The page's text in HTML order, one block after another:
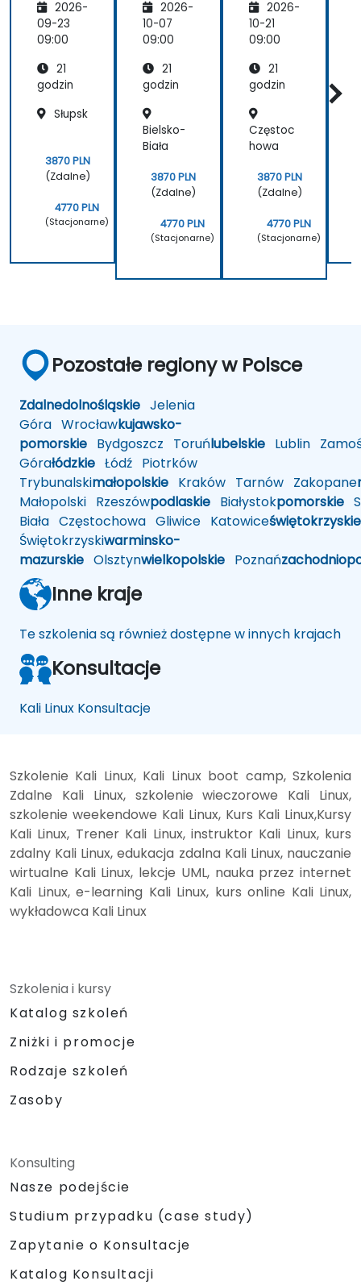
Linux do
reagow
ania na
ty
cybern
e
2026-
09-23
09:00
21
godzin
Słupsk
3870 PLN
(Zdalne)
4770 PLN
(Stacjonarne)
Linux do
reagow
ania na
ty
cybern
e
2026-
10-07
09:00
21
godzin
Bielsko-
Biała
3870 PLN
(Zdalne)
4770 PLN
(Stacjonarne)
acyjne
(Zaawa
nsowan
2026-
10-21
09:00
21
godzin
Częstoc
howa
3870 PLN
(Zdalne)
4770 PLN
(Stacjonarne)
Pozostałe regiony w Polsce
Zdalnedolnośląskie Jelenia
Góra Wrocławkujawsko-
pomorskie Bydgoszcz Toruńlubelskie Lublin
Górałódzkie Łódź Piotrków
Trybunalskimałopolskie Kraków Tarnów Zakopane
Małopolski Rzeszówpodlaskie Białystokpomorskie
Biała Częstochowa Gliwice Katowiceświętokrzyskie
Świętokrzyskiwarminsko-
mazurskie Olsztynwielkopolskie Poznań
Inne kraje
Te szkolenia są również dostępne w innych krajach
Konsultacje
Kali Linux Konsultacje
Szkolenie Kali Linux, Kali Linux boot camp, Szkolenia
Zdalne Kali Linux, szkolenie wieczorowe Kali Linux,
szkolenie weekendowe Kali Linux, Kurs Kali Linux,Kursy
Kali Linux, Trener Kali Linux, instruktor Kali Linux, kurs
zdalny Kali Linux, edukacja zdalna Kali Linux, nauczanie
wirtualne Kali Linux, lekcje UML, nauka przez internet
Kali Linux, e-learning Kali Linux, kurs online Kali Linux,
wykładowca Kali Linux
Szkolenia i kursy
Katalog szkoleń
Zniżki i promocje
Rodzaje szkoleń
Zasoby
Konsulting
Nasze podejście
Studium przypadku (case study)
Zapytanie o Konsultacje
Katalog Konsultacji